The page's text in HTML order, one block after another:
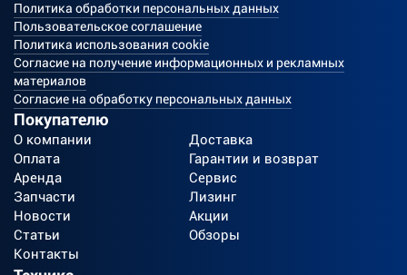
Политика обработки персональных данных
Пользовательское соглашение
Политика использования cookie
Согласие на получение информационных и рекламных
материалов
Согласие на обработку персональных данных
Покупателю
О компании
Доставка
Оплата
Гарантии и возврат
Аренда
Сервис
Запчасти
Лизинг
Новости
Акции
Статьи
Обзоры
Контакты